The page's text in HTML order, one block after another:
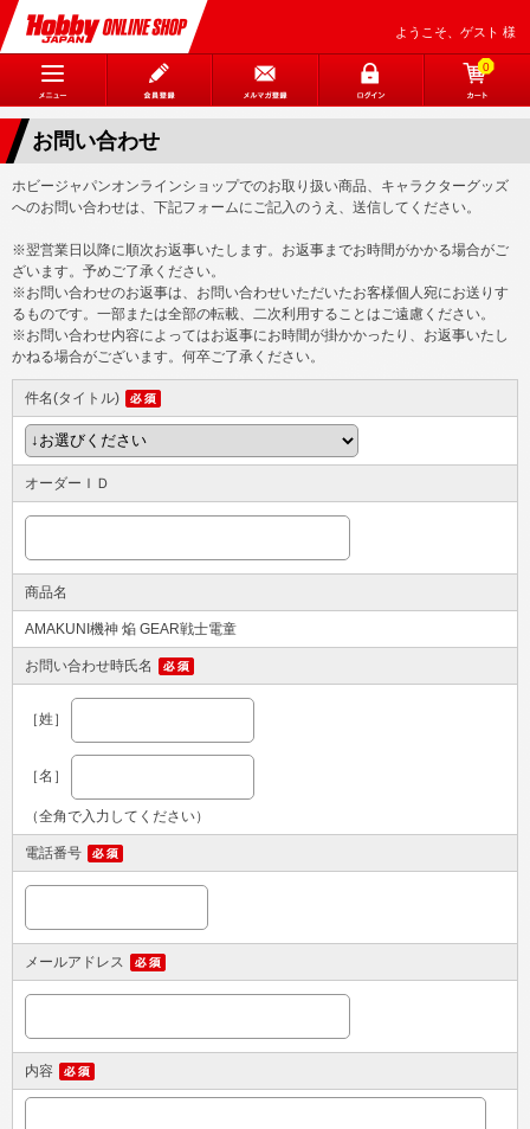
ようこそ、ゲスト 様
0
お問い合わせ
ホビージャパンオンラインショップでのお取り扱い商品、キャラクターグッズ
へのお問い合わせは、下記フォームにご記入のうえ、送信してください。
※翌営業日以降に順次お返事いたします。お返事までお時間がかかる場合がご
ざいます。予めご了承ください。
※お問い合わせのお返事は、お問い合わせいただいたお客様個人宛にお送りす
るものです。一部または全部の転載、二次利用することはご遠慮ください。
※お問い合わせ内容によってはお返事にお時間が掛かかったり、お返事いたし
かねる場合がございます。何卒ご了承ください。
件名(タイトル)
オーダーＩＤ
商品名
AMAKUNI機神 焔 GEAR戦士電童
お問い合わせ時氏名
［姓］
［名］
（全角で入力してください）
電話番号
メールアドレス
内容